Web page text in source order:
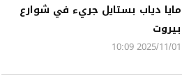
مايا دياب بستايل جريء في شوارع
بيروت
2025/11/01 10:09